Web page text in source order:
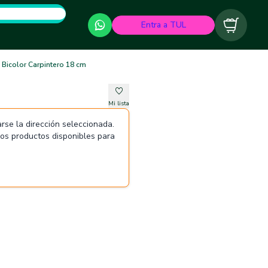
Entra a TUL Carrito
Carpintero 18 cm
Mi lista
la dirección seleccionada.
productos disponibles para